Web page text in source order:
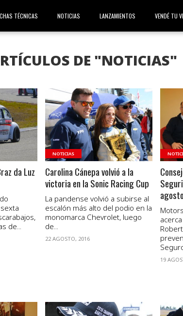
TÉCNICAS NOTICIAS LANZAMIENTOS VENDÉ TU
DE "NOTICIAS"
da Luz
de...
VER NOTA
NOTICIAS
Carolina Cánepa volvió a la
victoria en la Sonic Racing Cup
La pandense volvió a subirse al
escalón más alto del podio en la
monomarca Chevrolet, luego
de...
22 AGOSTO, 2016
agosto
19